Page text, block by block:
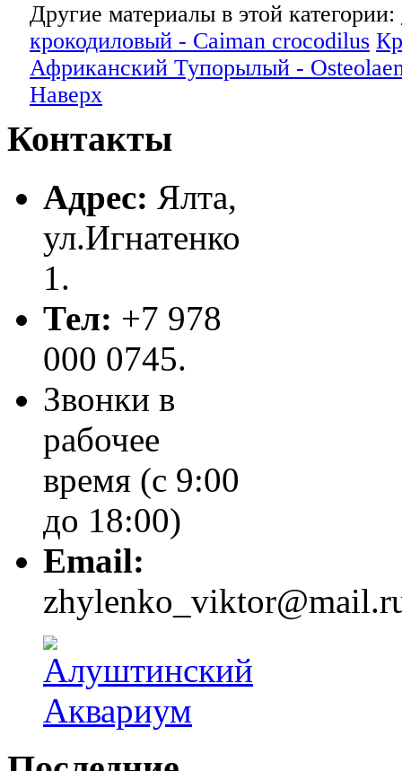
Другие материалы в этой категории:
крокодиловый - Caiman crocodilus
Африканский Тупорылый -
Наверх
Контакты
Адрес: Ялта,
ул.Игнатенко
1.
Тел: +7 978
000 0745.
Звонки в
рабочее
время (с 9:00
до 18:00)
Email: